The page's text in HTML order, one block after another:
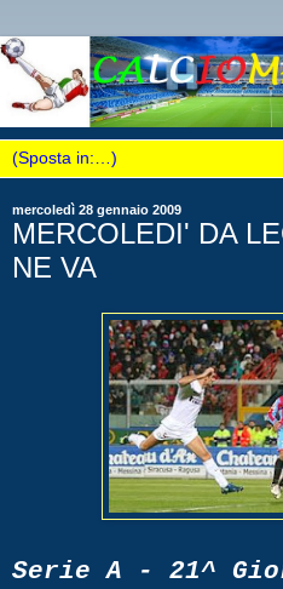
mercoledì 28 gennaio 2009
MERCOLEDI' DA
NE VA
Serie A - 21^